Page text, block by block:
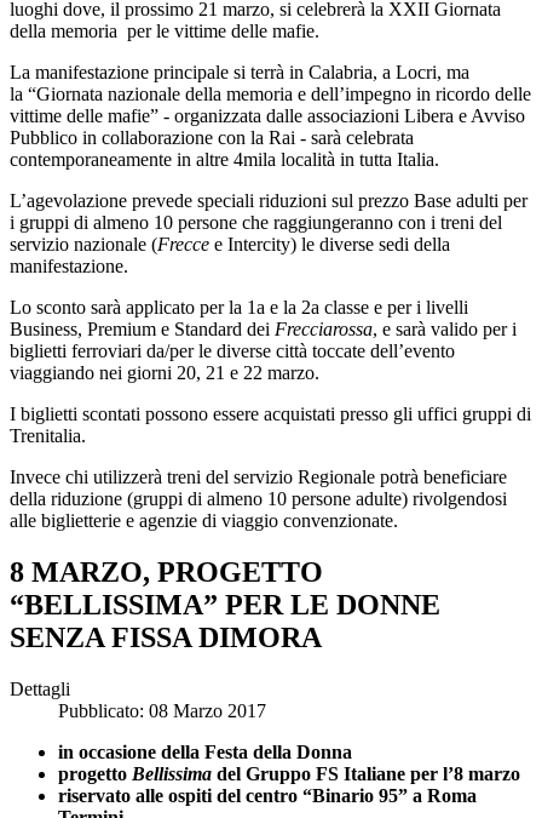
luoghi dove, il prossimo 21 marzo, si celebrerà la XXII Giornata
della memoria per le vittime delle mafie.
La manifestazione principale si terrà in Calabria, a Locri, ma
la “Giornata nazionale della memoria e dell’impegno in ricordo delle
vittime delle mafie” - organizzata dalle associazioni Libera e Avviso
Pubblico in collaborazione con la Rai - sarà celebrata
contemporaneamente in altre 4mila località in tutta Italia.
L’agevolazione prevede speciali riduzioni sul prezzo Base adulti per
i gruppi di almeno 10 persone che raggiungeranno con i treni del
servizio nazionale (Frecce e Intercity) le diverse sedi della
manifestazione.
Lo sconto sarà applicato per la 1a e la 2a classe e per i livelli
Business, Premium e Standard dei Frecciarossa, e sarà valido per i
biglietti ferroviari da/per le diverse città toccate dell’evento
viaggiando nei giorni 20, 21 e 22 marzo.
I biglietti scontati possono essere acquistati presso gli uffici gruppi di
Trenitalia.
Invece chi utilizzerà treni del servizio Regionale potrà beneficiare
della riduzione (gruppi di almeno 10 persone adulte) rivolgendosi
alle biglietterie e agenzie di viaggio convenzionate.
8 MARZO, PROGETTO
“BELLISSIMA” PER LE DONNE
SENZA FISSA DIMORA
Dettagli
Pubblicato: 08 Marzo 2017
in occasione della Festa della Donna
progetto Bellissima del Gruppo FS Italiane per l’8 marzo
riservato alle ospiti del centro “Binario 95” a Roma